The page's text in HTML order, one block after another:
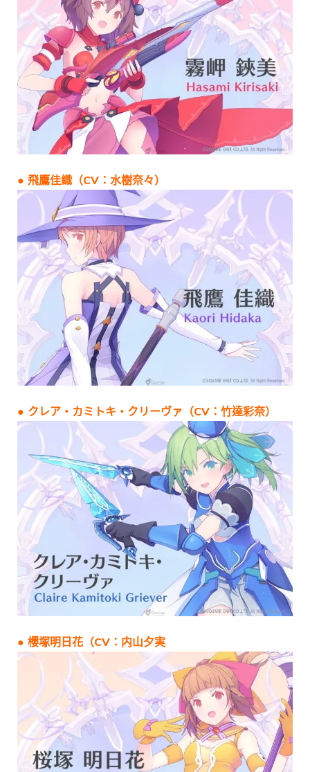
● 飛鷹佳織（CV：水樹奈々）
● クレア・カミトキ・クリーヴァ（CV：竹達彩奈）
● 櫻塚明日花（CV：内山夕実